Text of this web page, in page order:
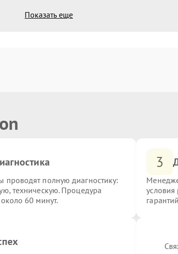
Показать еще
проводят полную диагностику:
техническую. Процедура
60 минут.
3
условия